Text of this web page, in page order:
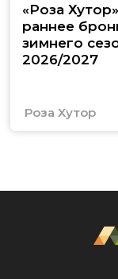
«Роза
раннее
зимнего
2026/2027
Роза Хутор